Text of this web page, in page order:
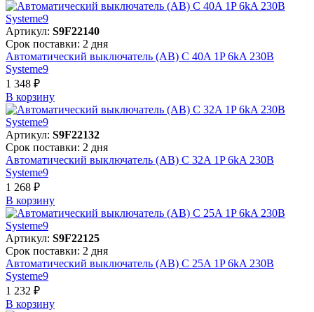
Артикул: S9F22140
Срок поставки: 2 дня
Автоматический выключатель (АВ) C 40A 1P 6kA 230В
Systeme9
1 348 ₽
В корзинy
Артикул: S9F22132
Срок поставки: 2 дня
Автоматический выключатель (АВ) C 32A 1P 6kA 230В
Systeme9
1 268 ₽
В корзинy
Артикул: S9F22125
Срок поставки: 2 дня
Автоматический выключатель (АВ) C 25A 1P 6kA 230В
Systeme9
1 232 ₽
В корзинy